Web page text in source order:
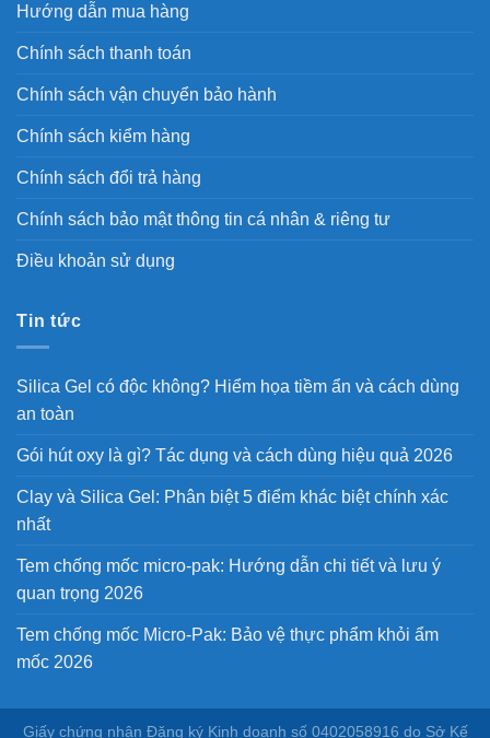
Hướng dẫn mua hàng
Chính sách thanh toán
Chính sách vận chuyển bảo hành
Chính sách kiểm hàng
Chính sách đổi trả hàng
Chính sách bảo mật thông tin cá nhân & riêng tư
Điều khoản sử dụng
Tin tức
Silica Gel có độc không? Hiểm họa tiềm ẩn và cách dùng
an toàn
Gói hút oxy là gì? Tác dụng và cách dùng hiệu quả 2026
Clay và Silica Gel: Phân biệt 5 điểm khác biệt chính xác
nhất
Tem chống mốc micro-pak: Hướng dẫn chi tiết và lưu ý
quan trọng 2026
Tem chống mốc Micro-Pak: Bảo vệ thực phẩm khỏi ẩm
mốc 2026
Giấy chứng nhận Đăng ký Kinh doanh số 0402058916 do Sở Kế